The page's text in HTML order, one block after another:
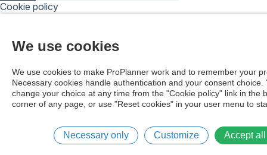
Cookie policy
We use cookies
We use cookies to make ProPlanner work and to remember your
Necessary cookies handle authentication and your consent choice.
change your choice at any time from the "Cookie policy" link in the
corner of any page, or use "Reset cookies" in your user menu to